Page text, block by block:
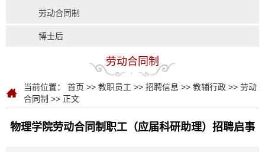
劳动合同制
博士后
劳动合同制
当前位置： 首页 >> 教职员工 >> 招聘信息 >> 教辅行政 >> 劳动
合同制 >> 正文
物理学院劳动合同制职工（应届科研助理）招聘启事